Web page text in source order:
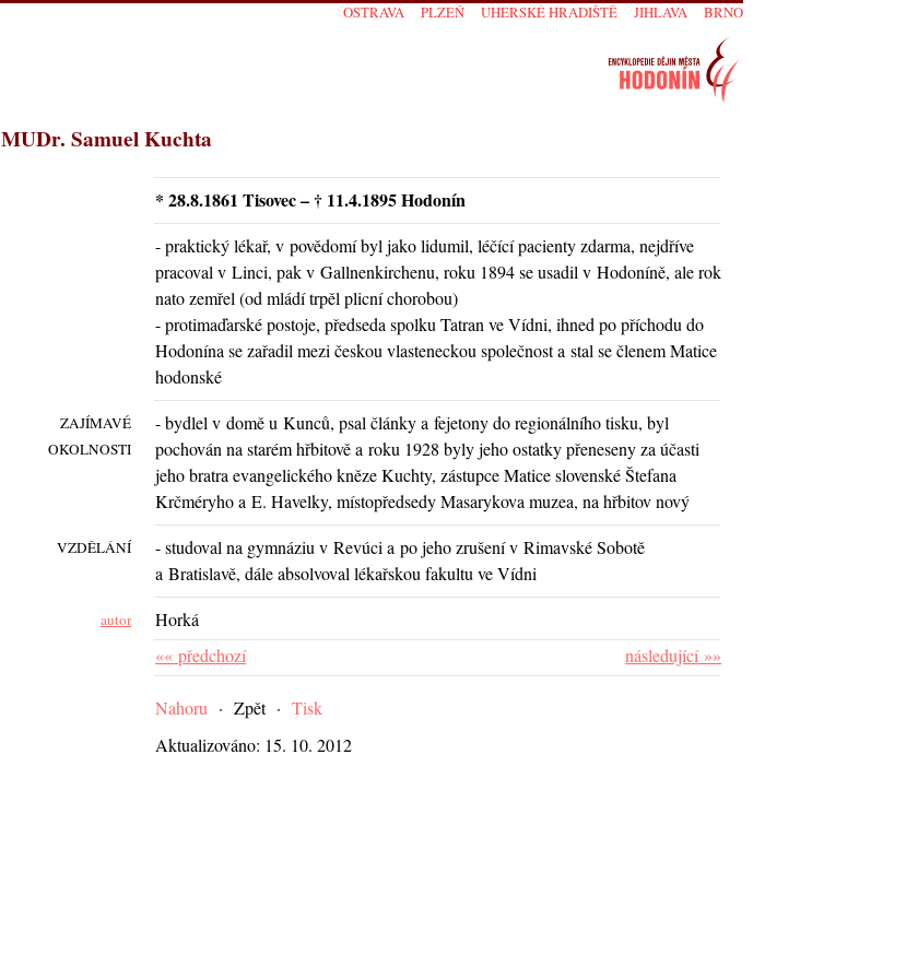
MUDr. Samuel Kuchta
* 28.8.1861 Tisovec – † 11.4.1895 Hodonín
- praktický lékař, v povědomí byl jako lidumil, léčící pacienty zdarma, nejdříve
pracoval v Linci, pak v Gallnenkirchenu, roku 1894 se usadil v Hodoníně, ale rok
nato zemřel (od mládí trpěl plicní chorobou)
- protimaďarské postoje, předseda spolku Tatran ve Vídni, ihned po příchodu do
Hodonína se zařadil mezi českou vlasteneckou společnost a stal se členem Matice
hodonské
ZAJÍMAVÉ
OKOLNOSTI
- bydlel v domě u Kunců, psal články a fejetony do regionálního tisku, byl
pochován na starém hřbitově a roku 1928 byly jeho ostatky přeneseny za účasti
jeho bratra evangelického kněze Kuchty, zástupce Matice slovenské Štefana
Krčméryho a E. Havelky, místopředsedy Masarykova muzea, na hřbitov nový
VZDĚLÁNÍ
- studoval na gymnáziu v Revúci a po jeho zrušení v Rimavské Sobotě
a Bratislavě, dále absolvoval lékařskou fakultu ve Vídni
autor
Horká
následující »»
«« předchozí
Nahoru · Zpět· Tisk
Aktualizováno: 15. 10. 2012
BRNO
JIHLAVA
UHERSKÉ HRADIŠTĚ
PLZEŇ
OSTRAVA